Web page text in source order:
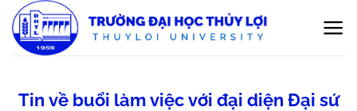
qua
nội
Tin về buổi làm việc với đại diện Đại sứ